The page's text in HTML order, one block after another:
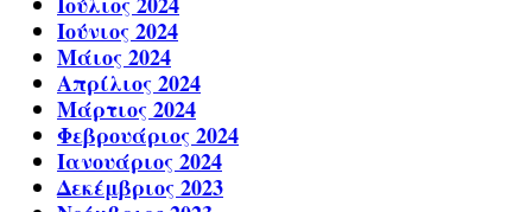
Ιούνιος 2024
Μάιος 2024
Απρίλιος 2024
Μάρτιος 2024
Φεβρουάριος 2024
Ιανουάριος 2024
Δεκέμβριος 2023